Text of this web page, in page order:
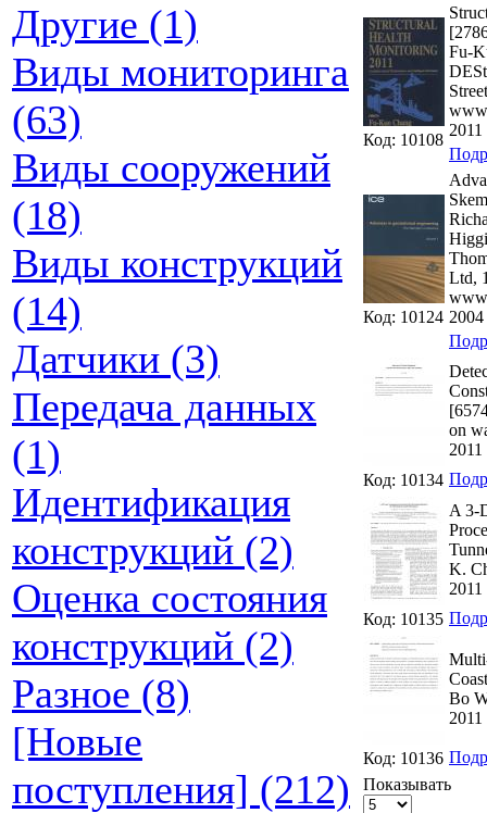
Другие (1)
Виды мониторинга
(63)
Виды сооружений
(18)
Виды конструкций
(14)
Датчики (3)
Передача данных
(1)
Идентификация
конструкций (2)
Оценка состояния
конструкций (2)
Разное (8)
[Новые
поступления] (212)
Код: 10108
Fu-
2011
Код: 10124
Ltd,
2004
Код: 10134
on
2011
Код: 10135
A 3-
K.
2011
Код: 10136
Bo
2011
Показывать